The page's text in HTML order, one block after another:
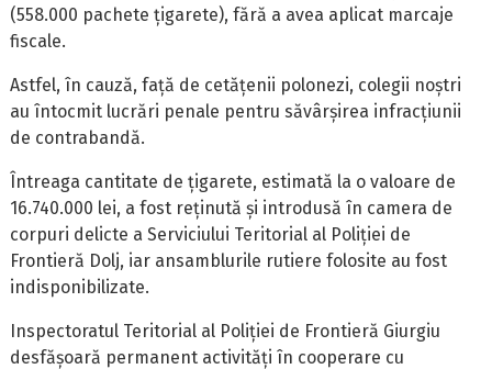
(558.000 pachete țigarete), fără a avea aplicat marcaje
fiscale.
Astfel, în cauză, față de cetățenii polonezi, colegii noștri
au întocmit lucrări penale pentru săvârșirea infracțiunii
de contrabandă.
Întreaga cantitate de țigarete, estimată la o valoare de
16.740.000 lei, a fost reținută și introdusă în camera de
corpuri delicte a Serviciului Teritorial al Poliției de
Frontieră Dolj, iar ansamblurile rutiere folosite au fost
indisponibilizate.
Inspectoratul Teritorial al Poliției de Frontieră Giurgiu
desfășoară permanent activități în cooperare cu